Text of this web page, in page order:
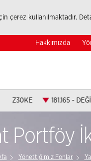
çerez kullanılmaktadır.
Hakkımızda
Z30KE 181.165 -
Portföy
Yönettiğimiz Fonlar